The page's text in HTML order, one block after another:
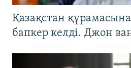
Қазақстан
бапкер келді. Джон